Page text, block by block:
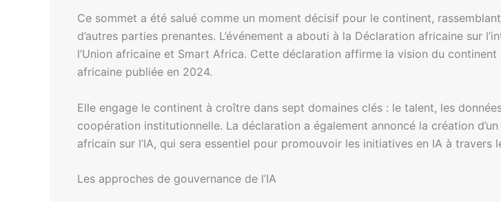
Ce sommet a été salué comme un moment décisif pour le continent,
d’autres parties prenantes. L’événement a abouti à la Déclaration africaine sur
l’Union africaine et Smart Africa. Cette déclaration affirme la vision du continent
africaine publiée en 2024.
Elle engage le continent à croître dans sept domaines clés : le talent, les
coopération institutionnelle. La déclaration a également annoncé la création
africain sur l’IA, qui sera essentiel pour promouvoir les initiatives en IA à travers
Les approches de gouvernance de l’IA